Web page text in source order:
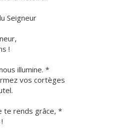
Seigneur
!
illumine. *
vos cortèges
te rends grâce, *